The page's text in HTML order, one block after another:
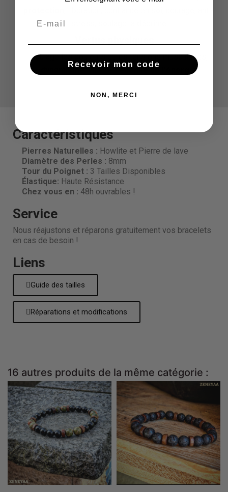
Soulage les douleurs et les tensions musculaires,
dynamisme , vitalité,redonne de l'énergie
Caractéristiques
Pierres Naturelles : Howlite et Pierre de lave
Diamètre des Perles : 8mm
Tour du Poignet : 3 Tailles Disponibles
Élastique: Haute Résistance
Chez vous en : 48h ouvrables !
Service
Nous réajustons et réparons gratuitement vos bracelets
en cas de besoin !
Liens
Guide des tailles
Réparations et modifications
16 autres produits de la même catégorie :
Recevoir mon code
NON, MERCI